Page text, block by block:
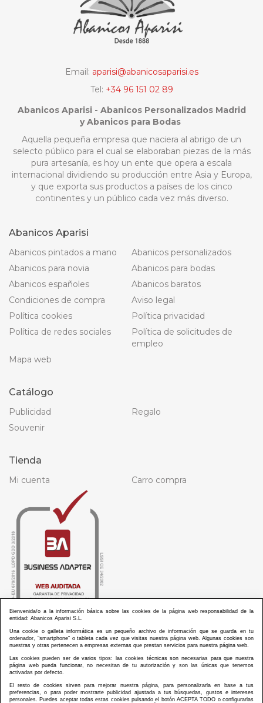
Email: aparisi@abanicosaparisi.es
Tel: +34 96 151 02 89
Abanicos Aparisi - Abanicos Personalizados Madrid
y Abanicos para Bodas
Aquella pequeña empresa que naciera al abrigo de un
selecto público para el cual se elaboraban piezas de la más
pura artesanía, es hoy un ente que opera a escala
internacional dividiendo su producción entre Asia y Europa,
y que exporta sus productos a países de los cinco
continentes y un público cada vez más diverso.
Abanicos Aparisi
Abanicos pintados a mano
Abanicos personalizados
Abanicos para novia
Abanicos para bodas
Abanicos españoles
Abanicos baratos
Condiciones de compra
Aviso legal
Política cookies
Política privacidad
Política de redes sociales
Política de solicitudes de
empleo
Mapa web
Catálogo
Publicidad
Regalo
Souvenir
Tienda
Mi cuenta Carro compra
ABANICOS APARISI S.L. ha recibido por parte de La Generalitat Valenciana, la cantidad de
100.000 € en apoyo al proyecto HISOLV/2021/3933/46 del PLAN EMPRESARIAL “PLAN RESISITIR
ABANICOS APARISI S.L. ha recibido por parte de La Generalitat Valenciana, la cantidad de 7.000
€ en apoyo al proyecto CMARTE/2021/265/46 del PLAN AYUDAS DIRECTAS ARTESANIA “CMARTE”.
Bienvenida/o a la información básica sobre las cookies de la página web responsabilidad de la
entidad: Abanicos Aparisi S.L.
Una cookie o galleta informática es un pequeño archivo de información que se guarda en tu
ordenador, “smartphone” o tableta cada vez que visitas nuestra página web. Algunas cookies son
nuestras y otras pertenecen a empresas externas que prestan servicios para nuestra página web.
Las cookies pueden ser de varios tipos: las cookies técnicas son necesarias para que nuestra
página web pueda funcionar, no necesitan de tu autorización y son las únicas que tenemos
activadas por defecto.
El resto de cookies sirven para mejorar nuestra página, para personalizarla en base a tus
preferencias, o para poder mostrarte publicidad ajustada a tus búsquedas, gustos e intereses
personales. Puedes aceptar todas estas cookies pulsando el botón ACEPTA TODO o configurarlas